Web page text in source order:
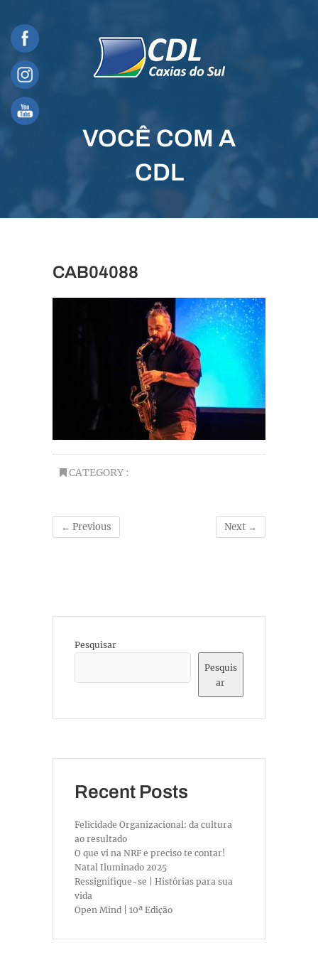
content
VOCÊ COM A
CDL
CAB04088
CATEGORY :
← Previous Next →
Pesquisar
Pesquis
ar
Recent Posts
Felicidade Organizacional: da cultura
ao resultado
O que vi na NRF e preciso te contar!
Natal Iluminado 2025
Ressignifique-se | Histórias para sua
vida
Open Mind | 10ª Edição